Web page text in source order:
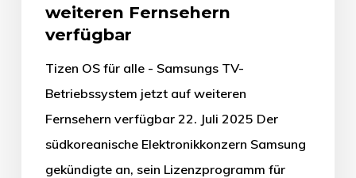
weiteren Fernsehern
verfügbar
Tizen OS für alle - Samsungs TV-
Betriebssystem jetzt auf weiteren
Fernsehern verfügbar 22. Juli 2025 Der
südkoreanische Elektronikkonzern Samsung
gekündigte an, sein Lizenzprogramm für